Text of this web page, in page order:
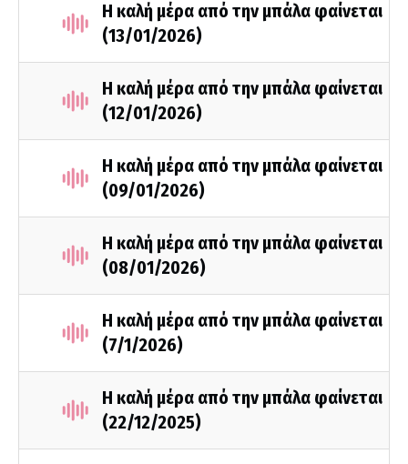
Η καλή μέρα από την μπάλα φαίνεται
(13/01/2026)
Η καλή μέρα από την μπάλα φαίνεται
(12/01/2026)
Η καλή μέρα από την μπάλα φαίνεται
(09/01/2026)
Η καλή μέρα από την μπάλα φαίνεται
(08/01/2026)
Η καλή μέρα από την μπάλα φαίνεται
(7/1/2026)
Η καλή μέρα από την μπάλα φαίνεται
(22/12/2025)